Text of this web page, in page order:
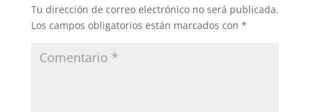
Tu dirección de correo electrónico no será publicada.
Los campos obligatorios están marcados con *